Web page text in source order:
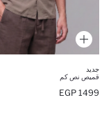
جديد
قميص نص كم
1499 EGP